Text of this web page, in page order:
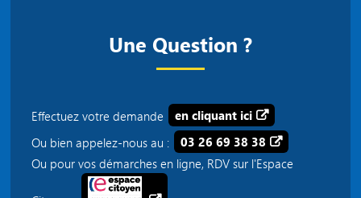
Une Question ?
Effectuez votre demande
en cliquant ici
Ou bien appelez-nous au :
03 26 69 38 38
Ou pour vos démarches en ligne, RDV sur l'Espace